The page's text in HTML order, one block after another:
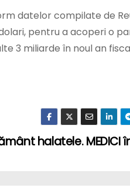
datelor compilate de
pentru a acoperi o
3 miliarde în noul an
halatele. MEDICI